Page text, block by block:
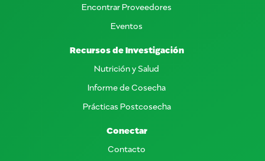
Encontrar Proveedores
Eventos
Recursos de Investigación
Nutrición y Salud
Informe de Cosecha
Prácticas Postcosecha
Conectar
Contacto